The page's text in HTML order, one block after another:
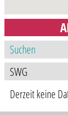
Derzeit keine